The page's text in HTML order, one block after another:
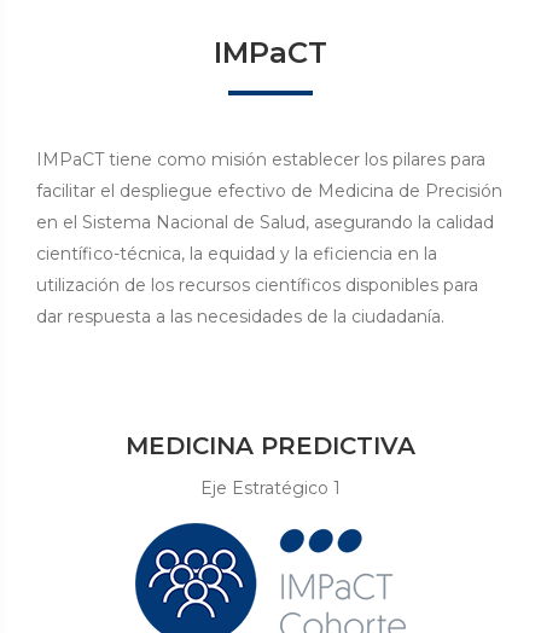
IMPaCT
IMPaCT tiene como misión establecer los pilares para
facilitar el despliegue efectivo de Medicina de Precisión
en el Sistema Nacional de Salud, asegurando la calidad
científico-técnica, la equidad y la eficiencia en la
utilización de los recursos científicos disponibles para
dar respuesta a las necesidades de la ciudadanía.
MEDICINA PREDICTIVA
Eje Estratégico 1